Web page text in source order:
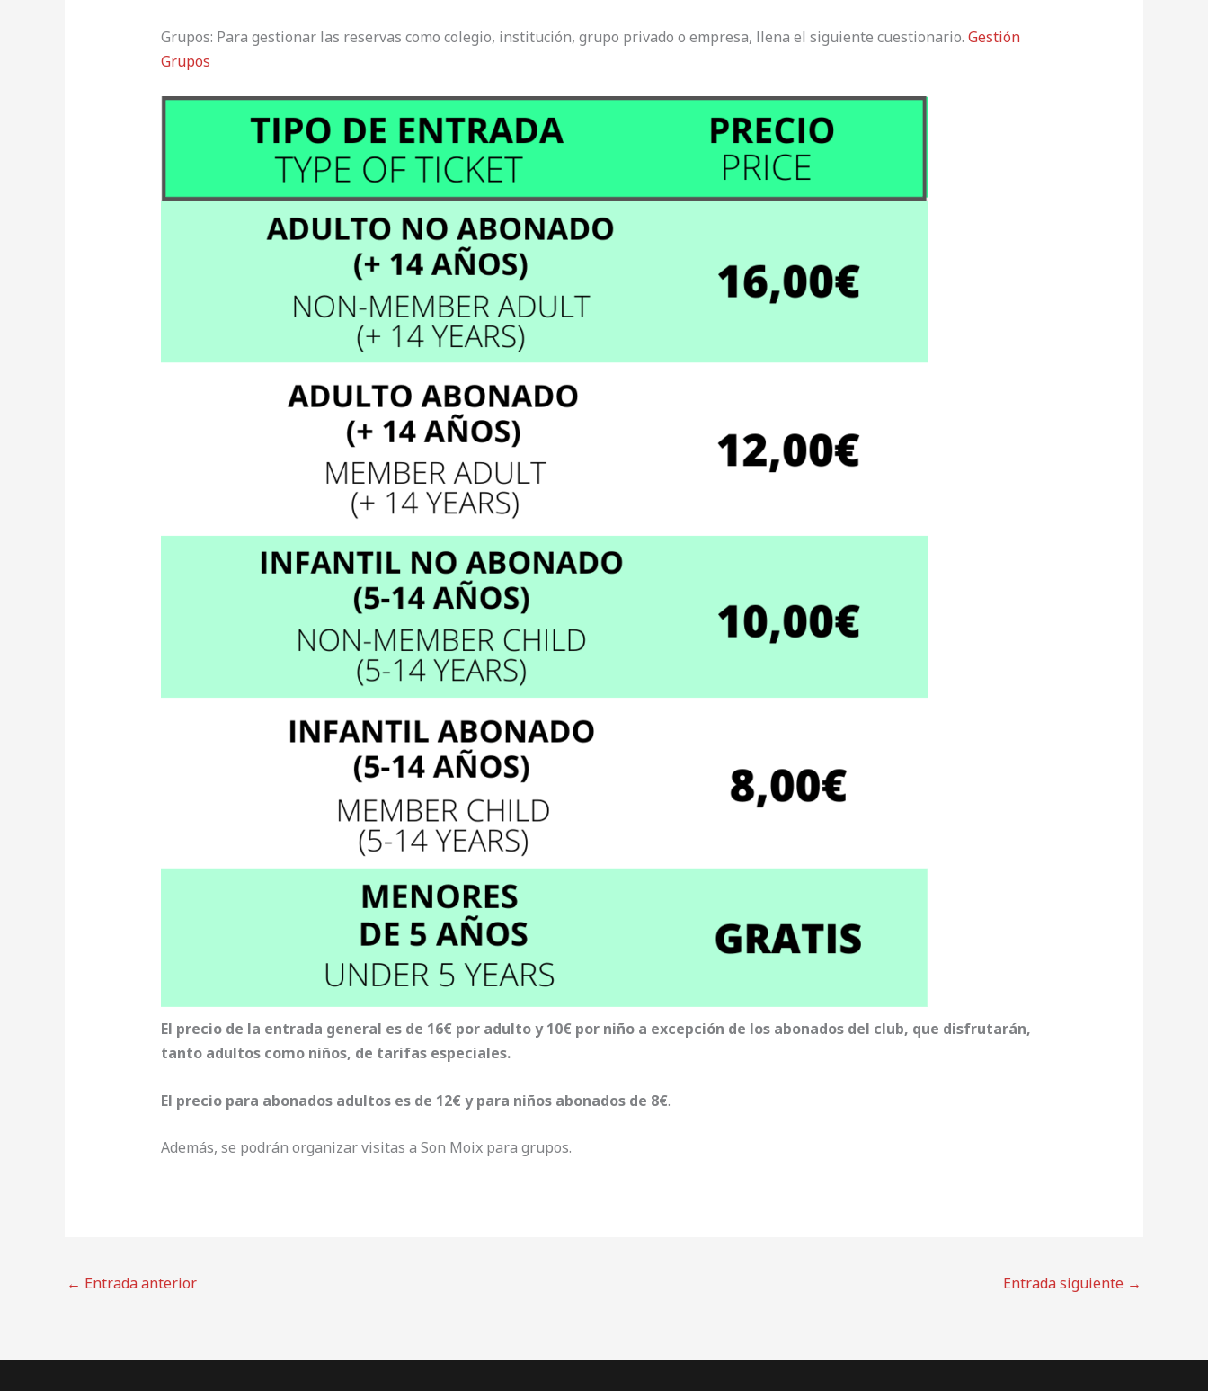
Grupos: Para gestionar las reservas como colegio, institución, grupo privado o empresa, llena el siguiente cuestionario. Gestión
Grupos
El precio de la entrada general es de 16€ por adulto y 10€ por niño a excepción de los abonados del club, que disfrutarán,
tanto adultos como niños, de tarifas especiales.
El precio para abonados adultos es de 12€ y para niños abonados de 8€.
Además, se podrán organizar visitas a Son Moix para grupos.
← Entrada anterior Entrada siguiente →